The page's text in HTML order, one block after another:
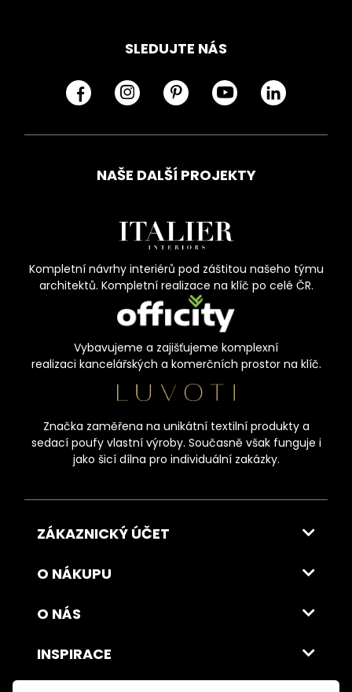
SLEDUJTE NÁS
NAŠE DALŠÍ PROJEKTY
Kompletní návrhy interiérů pod záštitou našeho týmu
architektů. Kompletní realizace na klíč po celé ČR.
Vybavujeme a zajišťujeme komplexní
realizaci kancelářských a komerčních prostor na klíč.
Značka zaměřena na unikátní textilní produkty a
sedací poufy vlastní výroby. Současně však funguje i
jako šicí dílna pro individuální zakázky.
ZÁKAZNICKÝ ÚČET
O NÁKUPU
O NÁS
INSPIRACE